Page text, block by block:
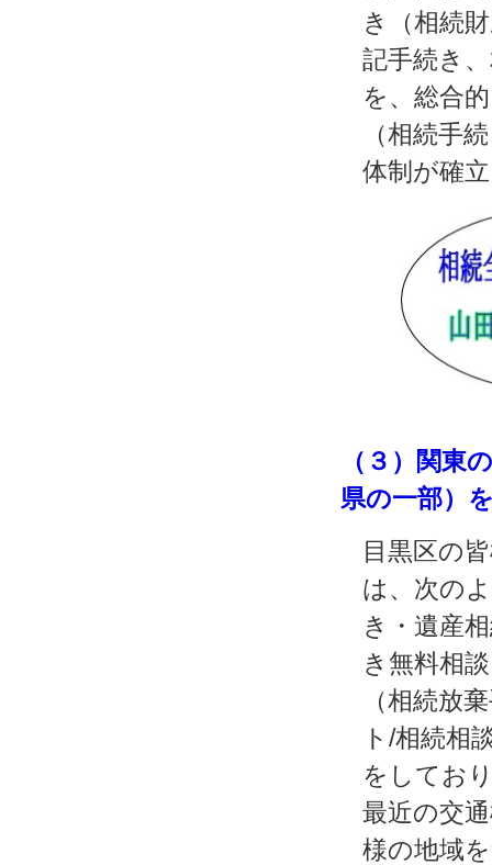
き（相続
記手続き
を、総合
（相続手
体制が確
（３）関東
県の一部）
目黒区の
は、次の
き・遺産
き無料相
（相続放
ト/相続相
をしてお
最近の交
様の地域